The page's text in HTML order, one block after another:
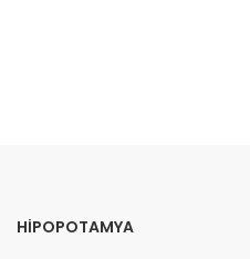
HIPOPOTAMYA